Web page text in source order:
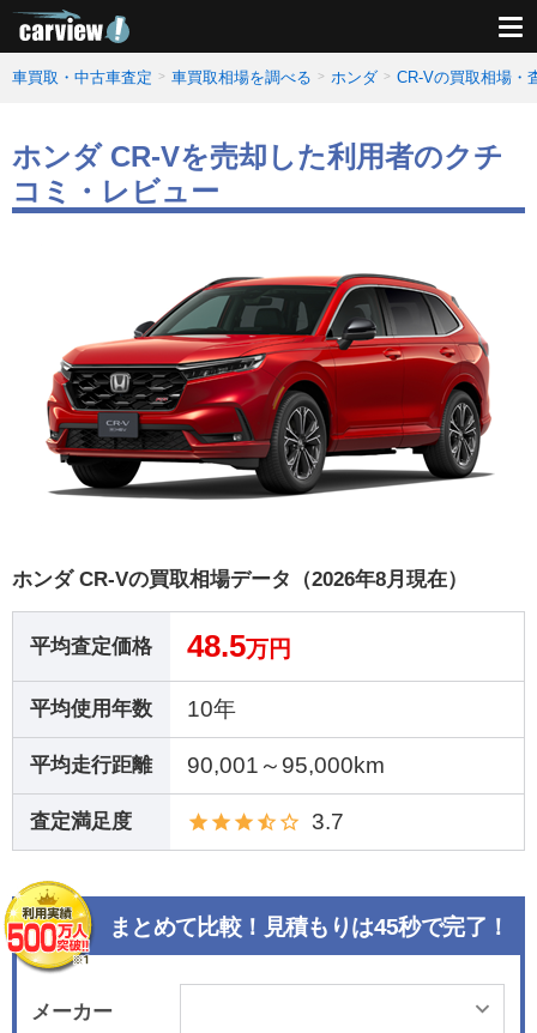
車買取・中古車査定 車買取相場を調べる ホンダ CR-Vの買取相場・
ホンダ CR-Vを売却した利用者のクチ
コミ・レビュー
ホンダ CR-Vの買取相場データ（2026年8月現在）
平均査定価格 48.5万円
平均使用年数 10年
平均走行距離 90,001～95,000km
査定満足度 3.7
まとめて比較！見積もりは45秒で完了！
メーカー